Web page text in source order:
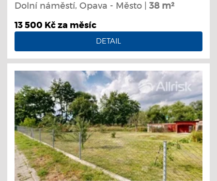
Dolní náměstí, Opava - Město | 38 m²
13 500 Kč za měsíc
DETAIL